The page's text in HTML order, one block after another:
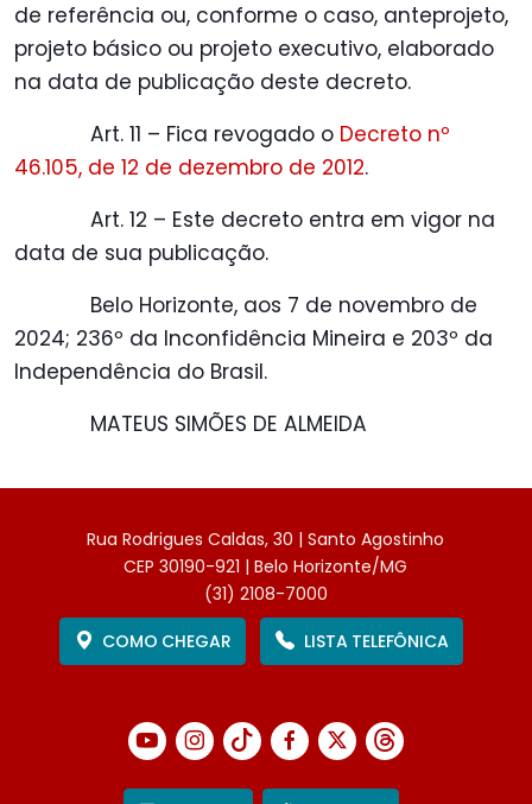
de referência ou, conforme o caso, anteprojeto,
projeto básico ou projeto executivo, elaborado
na data de publicação deste decreto.
Art. 11 – Fica revogado o Decreto nº
46.105, de 12 de dezembro de 2012.
Art. 12 – Este decreto entra em vigor na
data de sua publicação.
Belo Horizonte, aos 7 de novembro de
2024; 236º da Inconfidência Mineira e 203º da
Independência do Brasil.
MATEUS SIMÕES DE ALMEIDA
Rua Rodrigues Caldas, 30 | Santo Agostinho
CEP 30190-921 | Belo Horizonte/MG
(31) 2108-7000
COMO CHEGAR
LISTA TELEFÔNICA